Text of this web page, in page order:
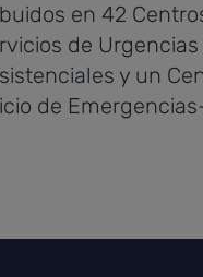
en 42
de
y un
de